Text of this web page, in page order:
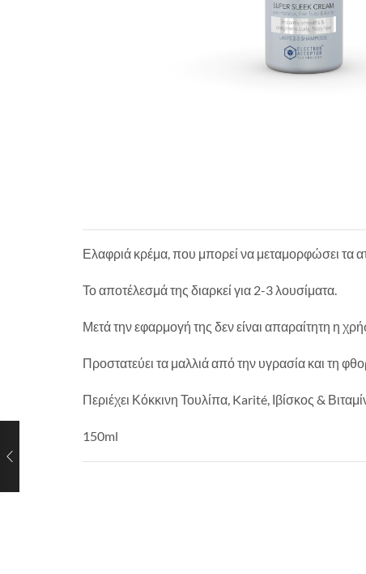
Ελαφριά κρέμα, που μπορεί να μεταμορφώσει τα
Το αποτέλεσμά της διαρκεί για 2-3 λουσίματα.
Μετά την εφαρμογή της δεν είναι απαραίτητη η
Προστατεύει τα μαλλιά από την υγρασία και τη
Περιέχει Κόκκινη Τουλίπα, Karité, Ιβίσκος &
150ml